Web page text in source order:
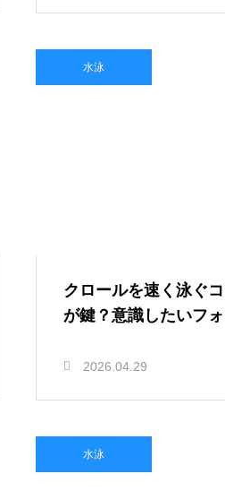
水泳
クロールを速く泳ぐ
が鍵？意識したいフ
2026.04.29
水泳